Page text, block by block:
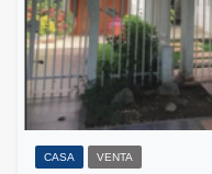
CASA VENTA